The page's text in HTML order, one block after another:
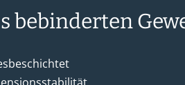
bebinderten